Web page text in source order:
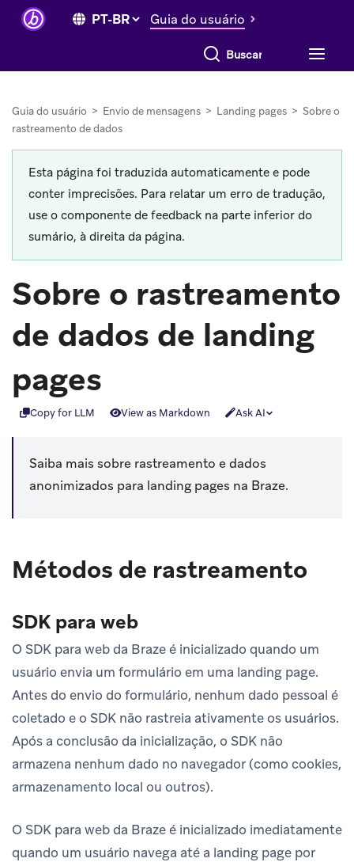
Guia do usuário
Buscar tudo
Guia do usuário > Envio de mensagens > Landing pages > Sobre o
rastreamento de dados
Esta página foi traduzida automaticamente e pode
conter imprecisões. Para relatar um erro de tradução,
use o componente de feedback na parte inferior do
sumário, à direita da página.
Sobre o rastreamento
de dados de landing
pages
Copy for LLM View as Markdown Ask AI
Saiba mais sobre rastreamento e dados
anonimizados para landing pages na Braze.
Métodos de rastreamento
SDK para web
O SDK para web da Braze é inicializado quando um
usuário envia um formulário em uma landing page.
Antes do envio do formulário, nenhum dado pessoal é
coletado e o SDK não rastreia ativamente os usuários.
Após a conclusão da inicialização, o SDK não
armazena nenhum dado no navegador (como cookies,
armazenamento local ou outros).
O SDK para web da Braze é inicializado imediatamente
quando um usuário navega até a landing page por